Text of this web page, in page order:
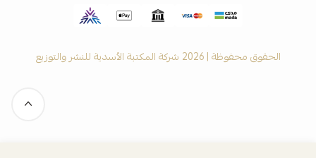
الحقوق محفوظة | 2026 شركة المكتبة الأسدية للنشر والتوزيع